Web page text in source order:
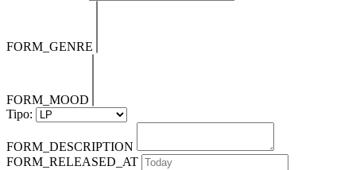
FORM_GENRE
FORM_MOOD
Tipo:
FORM_DESCRIPTION
FORM_RELEASED_AT